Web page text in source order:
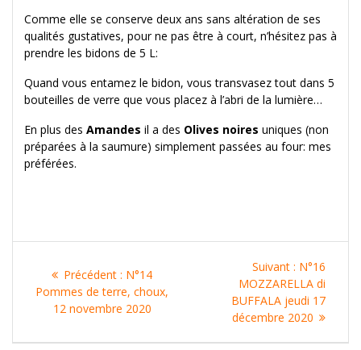
Comme elle se conserve deux ans sans altération de ses
qualités gustatives, pour ne pas être à court, n’hésitez pas à
prendre les bidons de 5 L:
Quand vous entamez le bidon, vous transvasez tout dans 5
bouteilles de verre que vous placez à l’abri de la lumière…
En plus des Amandes il a des Olives noires uniques (non
préparées à la saumure) simplement passées au four: mes
préférées.
de
Précédent : Article
précédent
:
N°14
Pommes de terre, choux,
12 novembre 2020
Suivant : Article
suivant
:
N°16
MOZZARELLA di
BUFFALA jeudi 17
décembre 2020